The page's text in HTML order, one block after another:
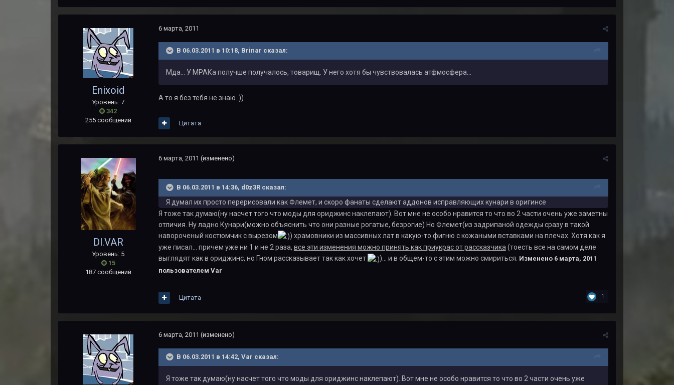
Enixoid
Уровень: 7
342
255 сообщений
6 марта, 2011
В 06.03.2011 в 10:18, Brinar сказал:
Мда... У МРАКа получше получалось, товарищ. У него хотя бы чувствовалась атфмосфера...
А то я без тебя не знаю. ))
Цитата
Dl.VAR
Уровень: 5
15
187 сообщений
6 марта, 2011 (изменено)
В 06.03.2011 в 14:36, d0z3R сказал:
Я думал их просто перерисовали как Флемет, и скоро фанаты сделают аддонов исправляющих кунари в оригинсе
Я тоже так думаю(ну насчет того что моды для ориджинс наклепают). Вот мне не особо нравится то что во 2 части очень уже заметны
отличия. Ну ладно Кунари(можно объяснить что они разные рогатые, безрогие) Но Флемет(из задрипаной одежды сразу в такой
навороченый костюмчик с вырезом
) храмовники из массивных лат в какую-то фигню с кожаными вставками на плечах. Хотя как я
уже писал... причем уже ни 1 и не 2 раза, все эти изменения можно принять как приукрас от рассказчика(тоесть все на самом деле
выглядят как в ориджинс, но Гном рассказывает так как хочет
)... и в общем-то с этим можно смириться. Изменено 6 марта, 2011
пользователем Var
1
Цитата
6 марта, 2011 (изменено)
В 06.03.2011 в 14:42, Var сказал:
Я тоже так думаю(ну насчет того что моды для ориджинс наклепают). Вот мне не особо нравится то что во 2 части очень уже